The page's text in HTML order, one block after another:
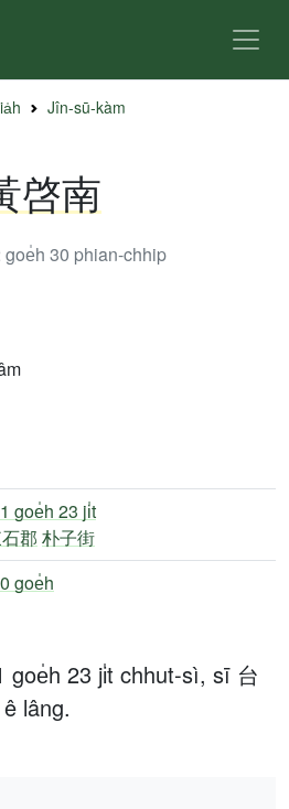
Jîn-sū-kàm
啓南
30 phian-chhip
goe̍h 23 ji̍t chhut-sì, sī 台
lâng.
goe̍h 23 ji̍t
郡 朴子街
goe̍h